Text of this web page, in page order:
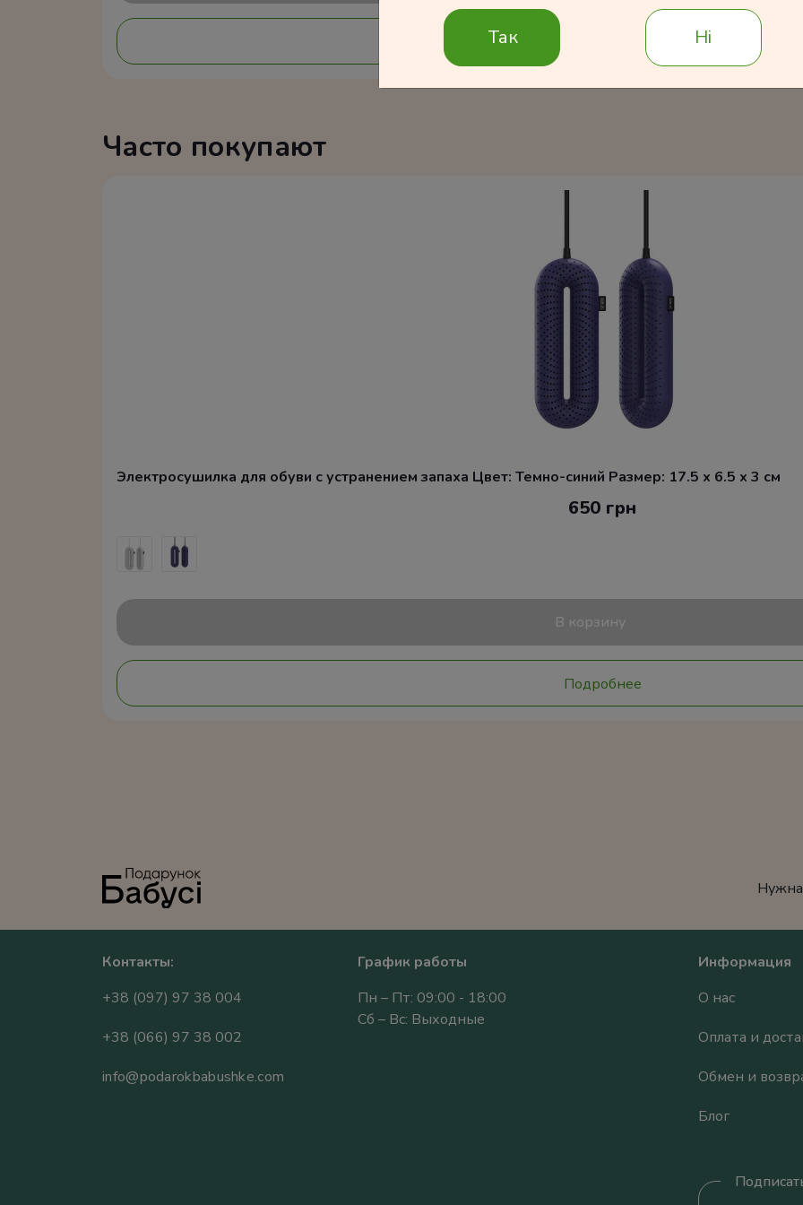
Часто покупают
Электросушилка для обуви с устранением запаха Цвет: Темно-синий Размер: 17.5 x 6.5 x 3 см
650 грн
В корзину
Подробнее
Контакты:
+38 (097) 97 38 004
+38 (066) 97 38 002
info@podarokbabushke.com
График работы
Пн – Пт: 09:00 - 18:00
Сб – Вс: Выходные
Информация
О нас
Оплата и
Обмен и
Блог
Так Ні